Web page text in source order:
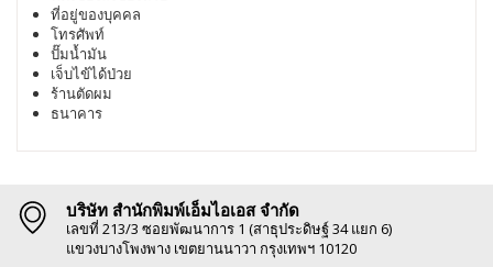
ที่อยู่ของบุคคล
โทรศัพท์
ปั๊มน้ำมัน
เจ็บไข้ได้ป่วย
ร้านตัดผม
ธนาคาร
บริษัท สำนักพิมพ์เอ็มไอเอส จำกัด
เลขที่ 213/3 ซอยพัฒนาการ 1 (สาธุประดิษฐ์ 34 แยก 6)
แขวงบางโพงพาง เขตยานนาวา กรุงเทพฯ 10120